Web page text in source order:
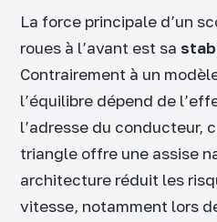
La force principale d’un
roues à l’avant est sa
Contrairement à un
l’équilibre dépend de
l’adresse du conducteur,
triangle offre une assise
architecture réduit les
vitesse, notamment lors